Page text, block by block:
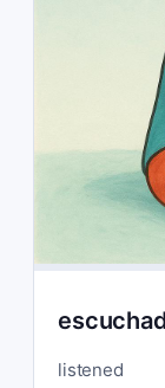
listened